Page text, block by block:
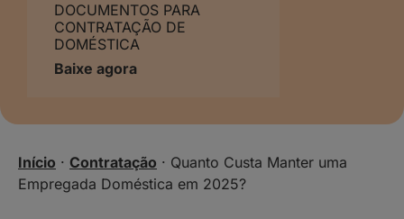
DOCUMENTOS PARA
CONTRATAÇÃO DE
DOMÉSTICA
Baixe agora
Início · Contratação · Quanto Custa Manter uma
Empregada Doméstica em 2025?